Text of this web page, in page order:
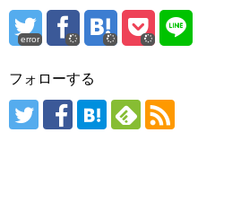
error
フォローする